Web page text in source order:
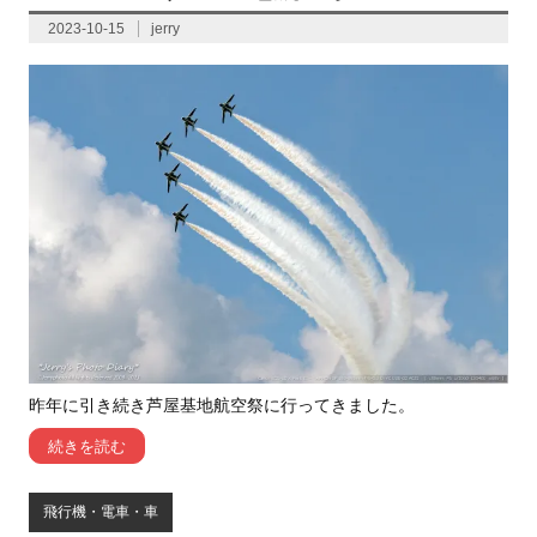
2023-10-15 jerry
昨年に引き続き芦屋基地航空祭に行ってきました。
続きを読む
飛行機・電車・車